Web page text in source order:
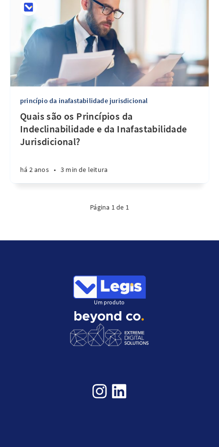
princípio da inafastabilidade jurisdicional
Quais são os Princípios da
Indeclinabilidade e da Inafastabilidade
Jurisdicional?
há 2 anos • 3 min de leitura
Página 1 de 1
Um produto